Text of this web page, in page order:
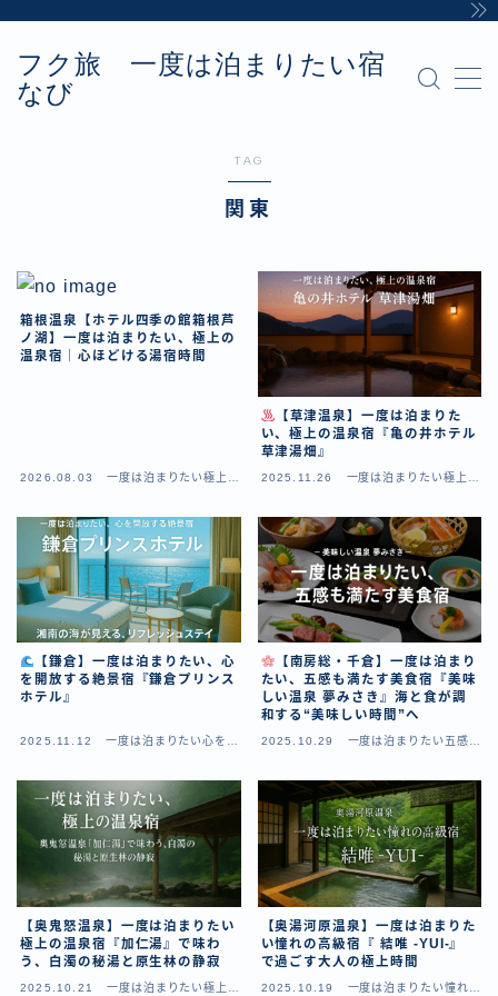
フク旅 一度は泊まりたい宿
なび
MENU
Sample Page
プライバシーポリシー・免責事項
運営者情報
TAG
関東
箱根温泉【ホテル四季の館箱根芦
ノ湖】一度は泊まりたい、極上の
温泉宿｜心ほどける湯宿時間
2026.08.03
一度は泊まりたい極上の
【草津温泉】一度は泊まりた
い、極上の温泉宿『亀の井ホテル
草津湯畑』
2025.11.26
一度は泊まりたい極上の
【鎌倉】一度は泊まりたい、心
を開放する絶景宿『鎌倉プリンス
ホテル』
2025.11.12
一度は泊まりたい心を開
【南房総・千倉】一度は泊まり
たい、五感も満たす美食宿『美味
しい温泉 夢みさき』海と食が調
和する“美味しい時間”へ
2025.10.29
一度は泊まりたい五感も
【奥鬼怒温泉】一度は泊まりたい
極上の温泉宿『加仁湯』で味わ
う、白濁の秘湯と原生林の静寂
2025.10.21 一度は泊まりたい極上の
【奥湯河原温泉】一度は泊まりた
い憧れの高級宿『 結唯 -YUI-』
で過ごす大人の極上時間
2025.10.19 一度は泊まりたい憧れの